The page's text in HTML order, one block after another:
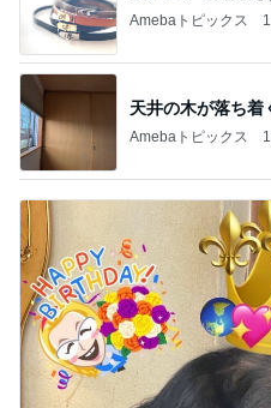
Amebaトピックス
天井の木が落ち着
Amebaトピックス